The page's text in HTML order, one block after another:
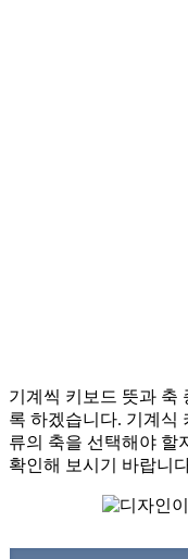
기계씩 키보드 뜻과 축
록 하겠습니다. 기계식
류의 축을 선택해야 할
확인해 보시기 바랍니